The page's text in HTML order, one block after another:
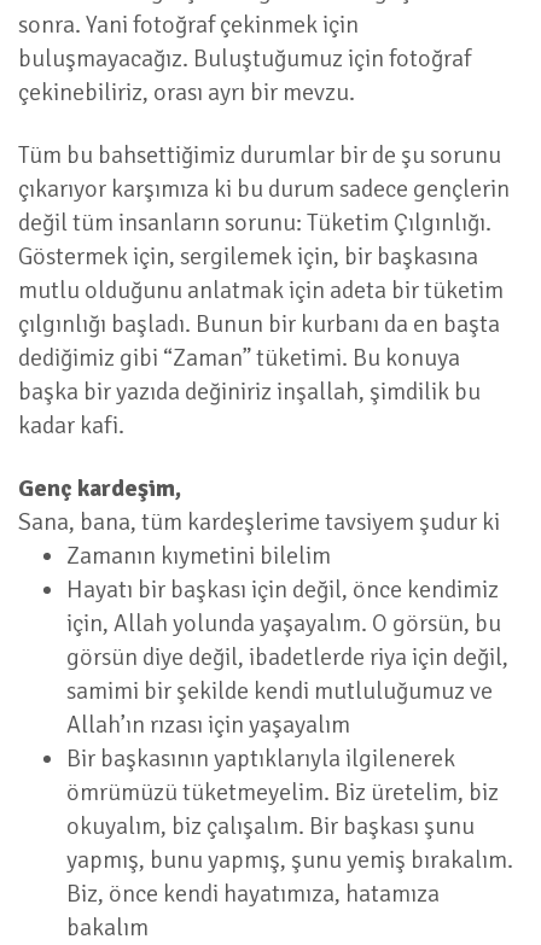
sonra. Yani fotoğraf çekinmek için
buluşmayacağız. Buluştuğumuz için fotoğraf
çekinebiliriz, orası ayrı bir mevzu.
Tüm bu bahsettiğimiz durumlar bir de şu sorunu
çıkarıyor karşımıza ki bu durum sadece gençlerin
değil tüm insanların sorunu: Tüketim Çılgınlığı.
Göstermek için, sergilemek için, bir başkasına
mutlu olduğunu anlatmak için adeta bir tüketim
çılgınlığı başladı. Bunun bir kurbanı da en başta
dediğimiz gibi “Zaman” tüketimi. Bu konuya
başka bir yazıda değiniriz inşallah, şimdilik bu
kadar kafi.
Genç kardeşim,
Sana, bana, tüm kardeşlerime tavsiyem şudur ki
Zamanın kıymetini bilelim
Hayatı bir başkası için değil, önce kendimiz
için, Allah yolunda yaşayalım. O görsün, bu
görsün diye değil, ibadetlerde riya için değil,
samimi bir şekilde kendi mutluluğumuz ve
Allah’ın rızası için yaşayalım
Bir başkasının yaptıklarıyla ilgilenerek
ömrümüzü tüketmeyelim. Biz üretelim, biz
okuyalım, biz çalışalım. Bir başkası şunu
yapmış, bunu yapmış, şunu yemiş bırakalım.
Biz, önce kendi hayatımıza, hatamıza
bakalım